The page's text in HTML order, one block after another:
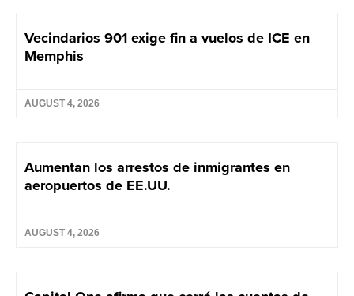
Vecindarios 901 exige fin a vuelos de ICE en
Memphis
AUGUST 4, 2026
Aumentan los arrestos de inmigrantes en
aeropuertos de EE.UU.
AUGUST 4, 2026